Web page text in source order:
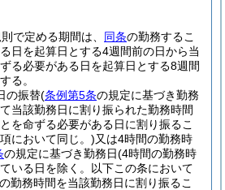
で定める期間は、 同条の勤務するこ
日を起算日とする4週間前の日から当
る必要がある日を起算日とする8週間
る。
の振替(条例第5条の規定に基づき勤務
当該勤務日に割り振られた勤務時間
を命ずる必要がある日に割り振るこ
において同じ。)又は4時間の勤務時
の規定に基づき勤務日(4時間の勤務時
いる日を除く。以下この条において
勤務時間を当該勤務日に割り振るこ